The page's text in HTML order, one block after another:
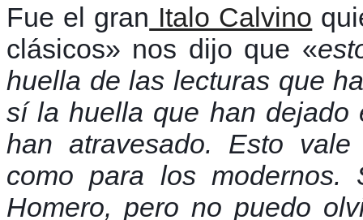
Fue el gran Italo Calvino
clásicos» nos dijo que «
huella de las lecturas que
sí la huella que han dejado
han atravesado. Esto
como para los
Homero, pero no puedo